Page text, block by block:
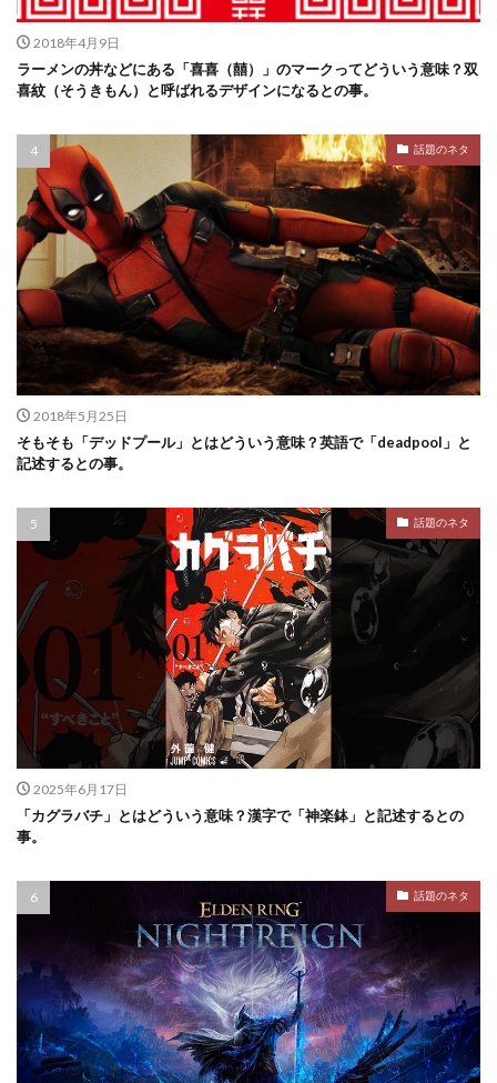
2018年4月9日
ラーメンの丼などにある「喜喜（囍）」のマークってどういう意味？双
喜紋（そうきもん）と呼ばれるデザインになるとの事。
話題のネタ
2018年5月25日
そもそも「デッドプール」とはどういう意味？英語で「deadpool」と
記述するとの事。
話題のネタ
2025年6月17日
「カグラバチ」とはどういう意味？漢字で「神楽鉢」と記述するとの
事。
話題のネタ